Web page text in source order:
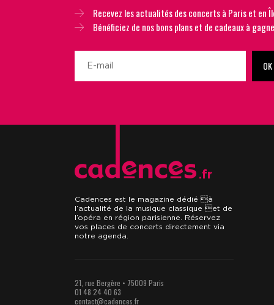
Recevez les actualités des concerts à Paris et en
Bénéficiez de nos bons plans et de cadeaux à
OK
.fr
Cadences est le magazine dédié à
l’actualité de la musique classique et de
l’opéra en région parisienne. Réservez
vos places de concerts directement via
notre agenda.
21, rue Bergère • 75009 Paris
01 48 24 40 63
contact@cadences.fr